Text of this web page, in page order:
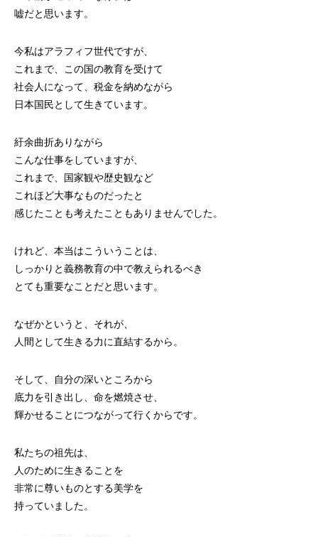
嘘だと思います。
今私はアラフィフ世代ですが、
これまで、この国の教育を受けて
社会人になって、税金を納めながら
日本国民として生きています。
紆余曲折ありながら
こんな仕事をしていますが、
これまで、国家観や歴史観など
これほど大事なものだったと
感じたことも考えたこともありませんでした。
けれど、本当はこういうことは、
しっかりと義務教育の中で教えられるべき
とても重要なことだと思います。
なぜかというと、それが、
人間として生きる力に直結するから。
そして、自分の深いところから
底力を引き出し、命を燃焼させ、
輝かせることにつながって行くからです。
私たちの祖先は、
人のために生きることを
非常に尊いものとする美学を
持っていました。